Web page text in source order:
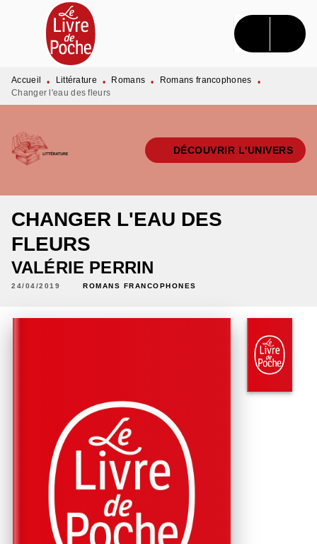
MENU RECHERCHE CONTENU
PIED DE PAGE
Accueil • Littérature • Romans • Romans francophones
•
Changer l'eau des fleurs
DÉCOUVRIR L'UNIVERS
CHANGER L'EAU DES
FLEURS
VALÉRIE PERRIN
24/04/2019 ROMANS FRANCOPHONES